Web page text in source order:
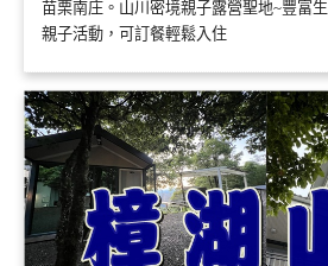
苗栗南庄。山川密境親子露營聖地~豐富
親子活動，可訂餐輕鬆入住